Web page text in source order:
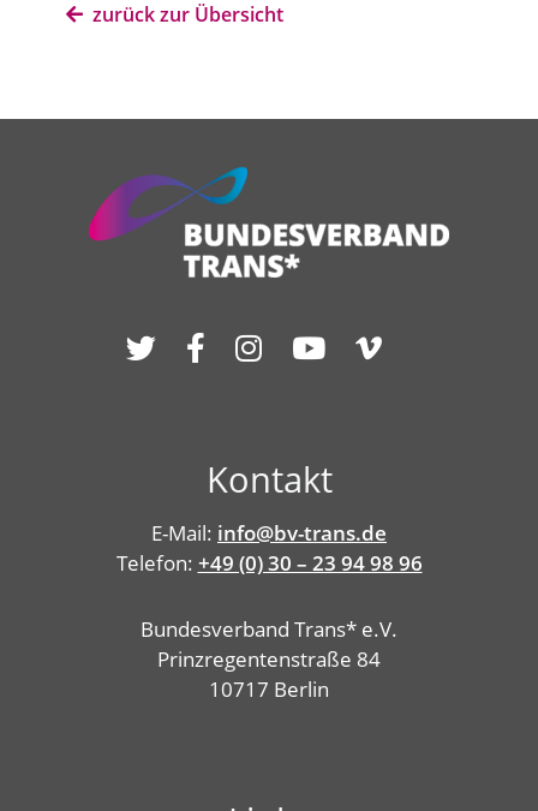
zurück zur Übersicht
Kontakt
E-Mail: info@bv-trans.de
Telefon: +49 (0) 30 – 23 94 98 96
Bundesverband Trans* e.V.
Prinzregentenstraße 84
10717 Berlin